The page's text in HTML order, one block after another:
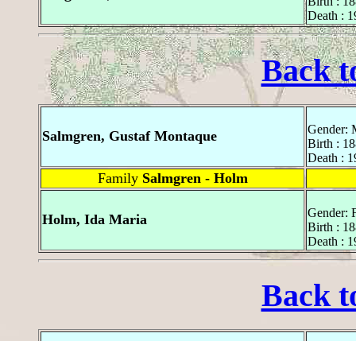
Death :
Back
Salmgren, Gustaf Montaque
Gender:
Birth :
Death :
Family Salmgren - Holm
Holm, Ida Maria
Gender:
Birth :
Death :
Back